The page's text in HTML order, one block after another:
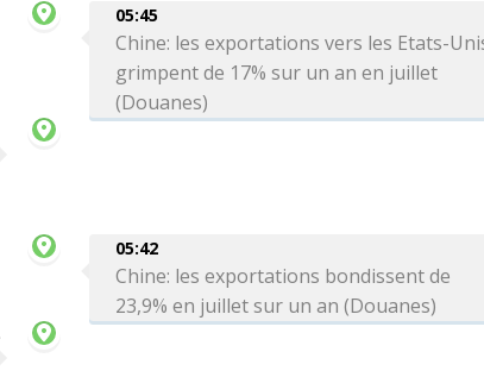
05:45
Chine: les exportations vers les Etats-
grimpent de 17% sur un an en juillet
(Douanes)
05:42
Chine: les exportations bondissent de
23,9% en juillet sur un an (Douanes)